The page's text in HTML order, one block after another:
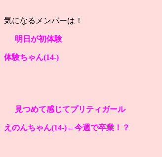
気になるメンバーは！
明日が初体験
体験ちゃん(14-)
見つめて感じてプリティガール
えのんちゃん(14-)←今週で卒業！？